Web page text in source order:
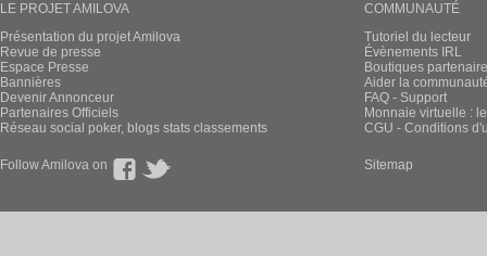
LE PROJET AMILOVA
Présentation du projet Amilova
Revue de presse
Espace Presse
Bannières
Devenir Annonceur
Partenaires Officiels
Réseau social poker, blogs stats classements
COMMUNAUTÉ
Tutoriel du lecteur
Évènements IRL
Boutiques
Aider la
FAQ - Support
Monnaie virtuelle :
CGU - Conditions
Follow Amilova on Sitemap